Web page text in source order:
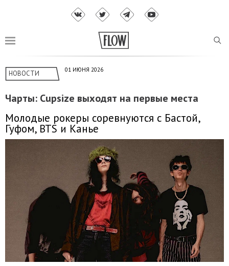
НОВОСТИ 01 ИЮНЯ 2026
Чарты: Cupsize выходят на первые места
Молодые рокеры соревнуются с Бастой,
Гуфом, BTS и Канье